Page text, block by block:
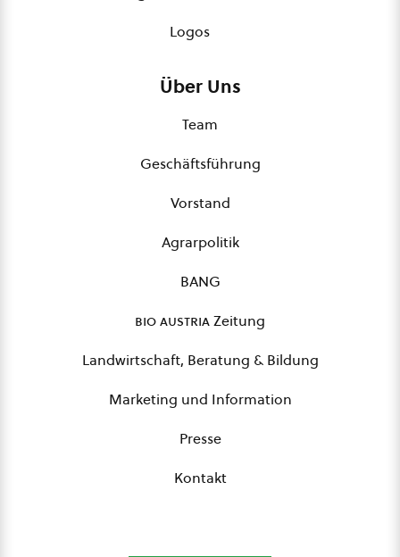
Logos
Über Uns
Team
Geschäftsführung
Vorstand
Agrarpolitik
BANG
bio austriaZeitung
Landwirtschaft, Beratung & Bildung
Marketing und Information
Presse
Kontakt